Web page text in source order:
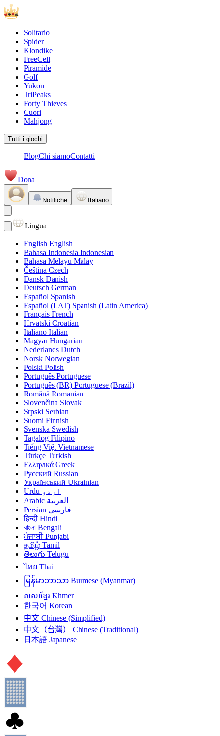
Solitario
Spider
Klondike
FreeCell
Piramide
Golf
Yukon
TriPeaks
Forty Thieves
Cuori
Mahjong
Tutti i giochi
BlogChi siamoContatti
Dona
Notifiche Italiano
Lingua
English English
Bahasa Indonesia Indonesian
Bahasa Melayu Malay
Čeština Czech
Dansk Danish
Deutsch German
Español Spanish
Español (LAT) Spanish (Latin America)
Français French
Hrvatski Croatian
Italiano Italian
Magyar Hungarian
Nederlands Dutch
Norsk Norwegian
Polski Polish
Português Portuguese
Português (BR) Portuguese (Brazil)
Română Romanian
Slovenčina Slovak
Srpski Serbian
Suomi Finnish
Svenska Swedish
Tagalog Filipino
Tiếng Việt Vietnamese
Türkçe Turkish
Ελληνικά Greek
Русский Russian
Український Ukrainian
اردو Urdu
العربية Arabic
فارسی Persian
हिन्दी Hindi
বাংলা Bengali
ਪੰਜਾਬੀ Punjabi
தமிழ் Tamil
తెలుగు Telugu
ไทย Thai
မြန်မာဘာသာ Burmese (Myanmar)
ភាសាខ្មែរ Khmer
한국어 Korean
中文 Chinese (Simplified)
中文（台灣）
Chinese (Traditional)
日本語 Japanese